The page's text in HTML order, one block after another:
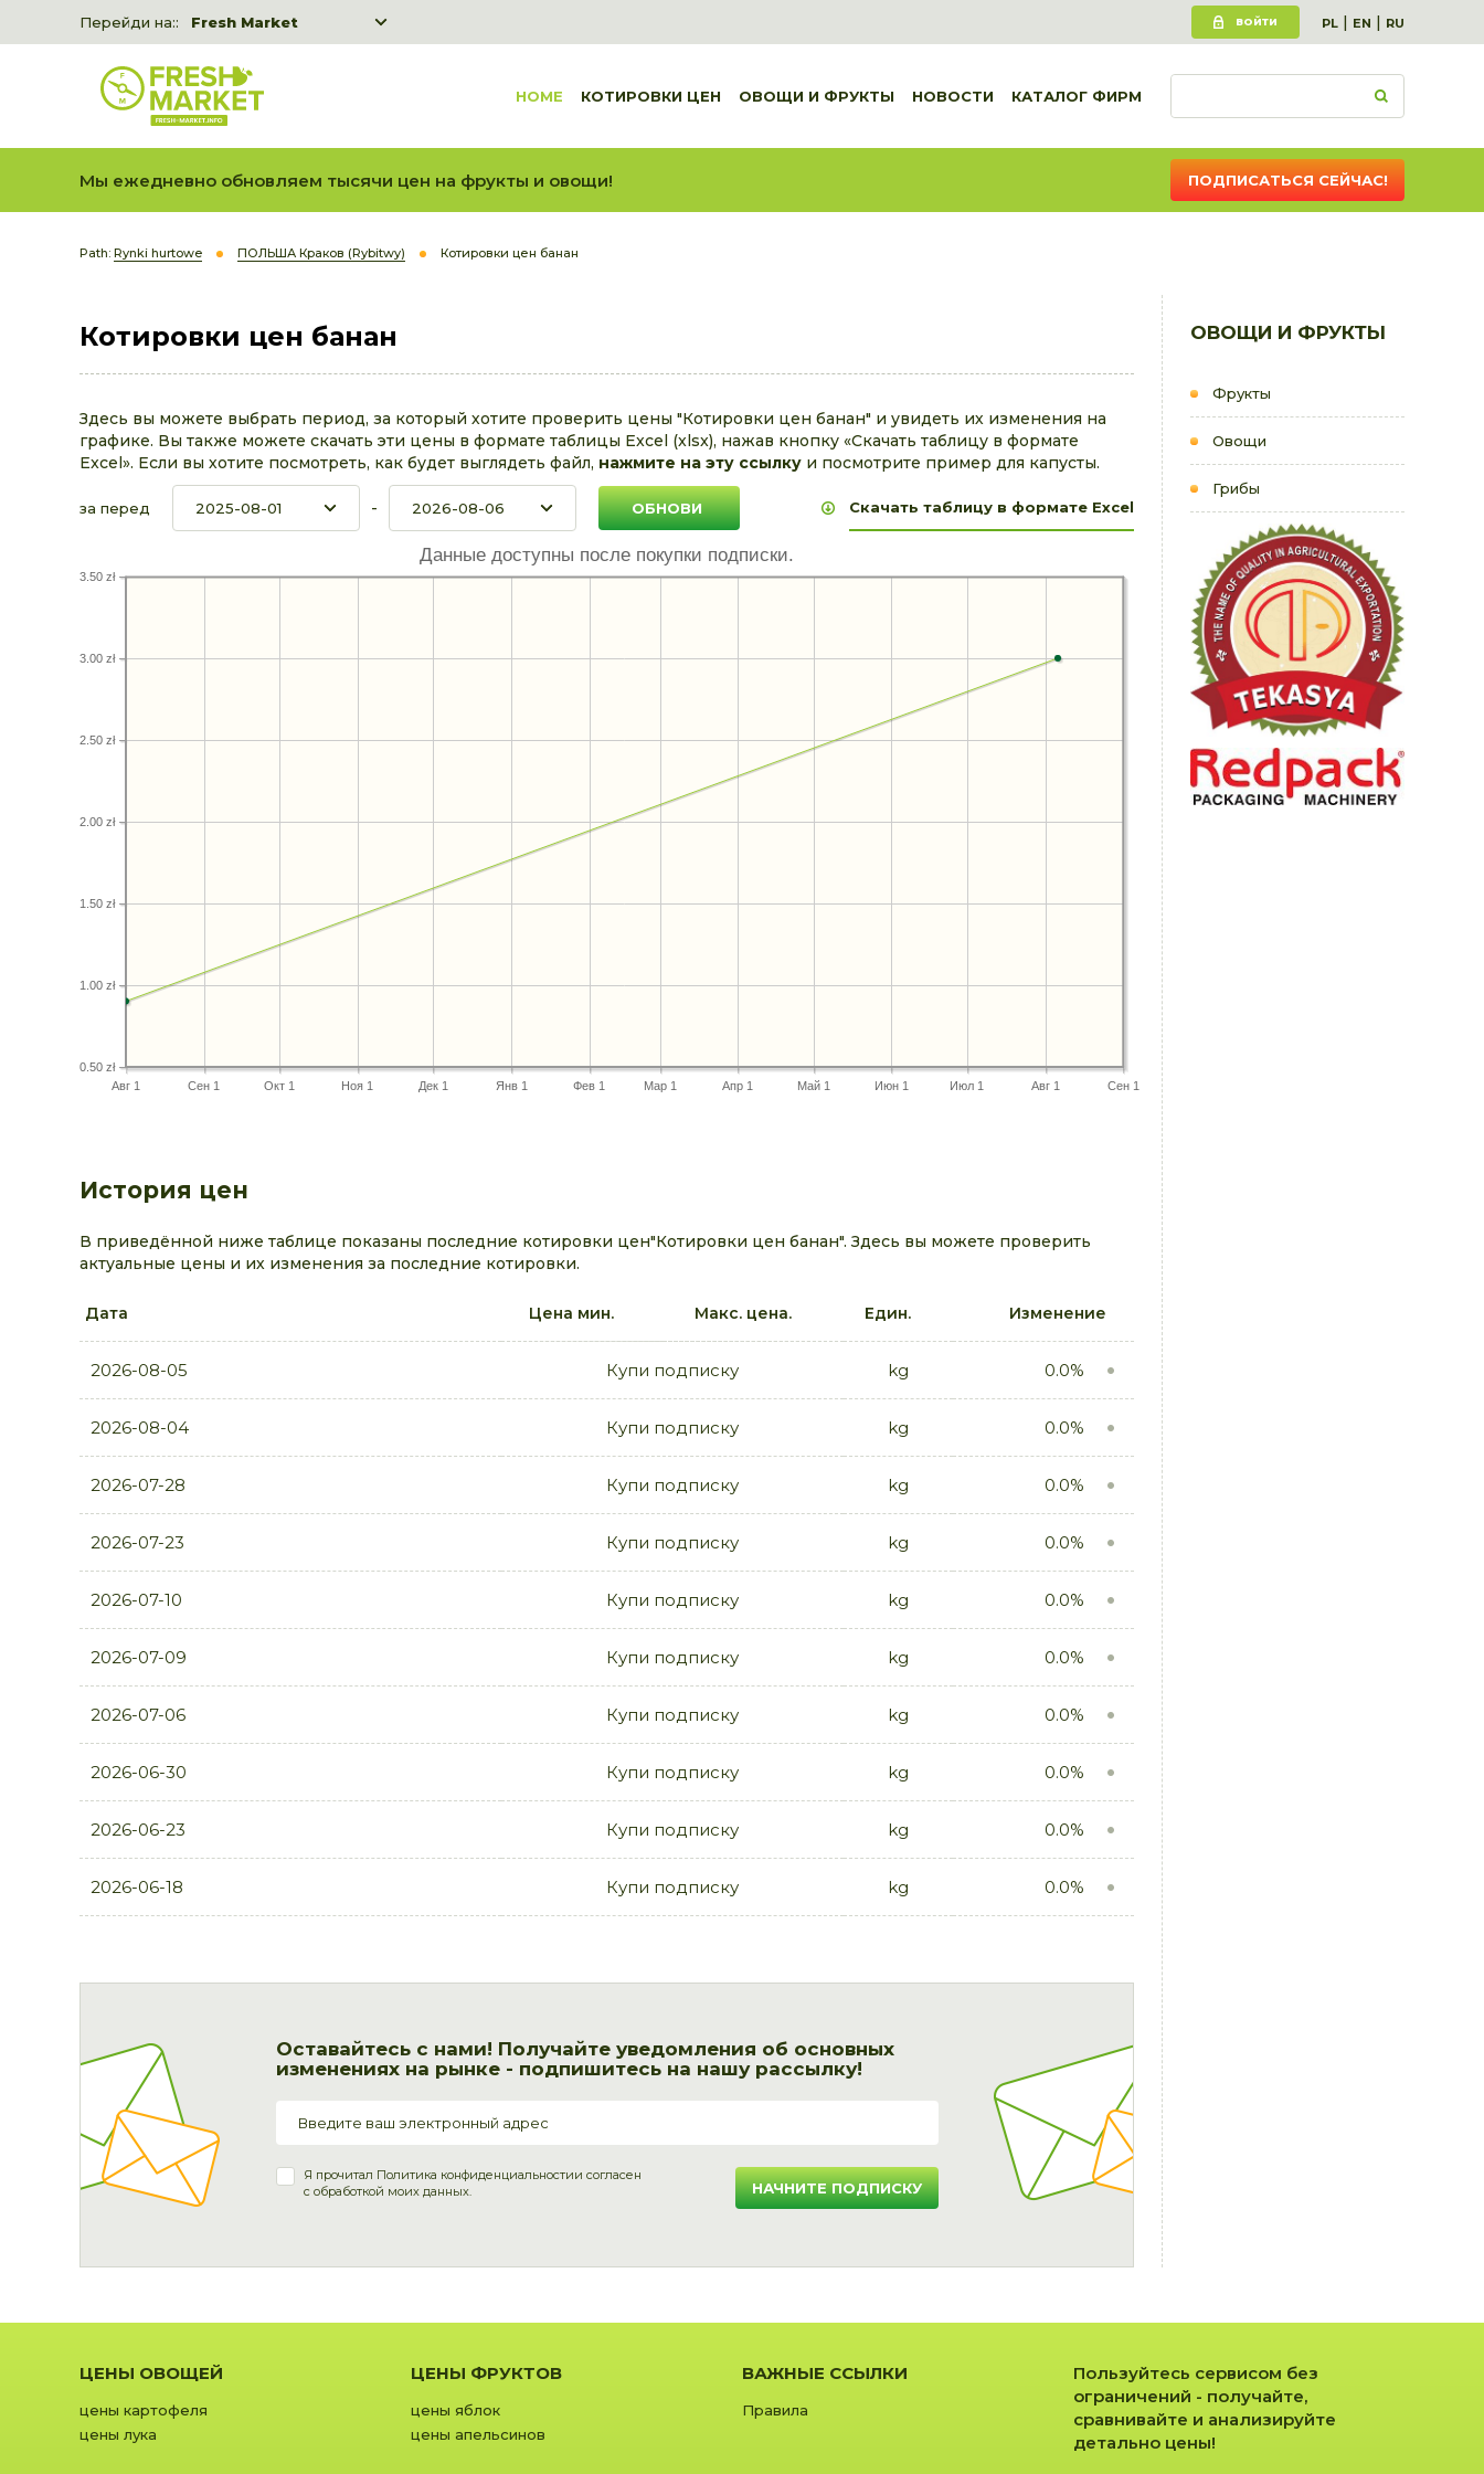
Перейди на::
Fresh Market
Fresh Market event B2B
ВОЙТИ PL | EN | RU
HOME КОТИРОВКИ ЦЕН ОВОЩИ И ФРУКТЫ НОВОСТИ КАТАЛОГ ФИРМ
Мы ежедневно обновляем тысячи цен на фрукты и овощи! ПОДПИСАТЬСЯ СЕЙЧАС!
Path: Rynki hurtowe ПОЛЬША Краков (Rybitwy) Котировки цен банан
ОВОЩИ И ФРУКТЫ
Фрукты
Овощи
Грибы
Котировки цен банан
Здесь вы можете выбрать период, за который хотите проверить цены "Котировки цен банан" и увидеть их изменения на
графике. Вы также можете скачать эти цены в формате таблицы Excel (xlsx), нажав кнопку «Скачать таблицу в формате
Excel». Если вы хотите посмотреть, как будет выглядеть файл, нажмите на эту ссылку и посмотрите пример для капусты.
за перед - Скачать таблицу в формате Excel
Данные доступны после покупки подписки.
Авг 1 Сен 1 Окт 1 Ноя 1 Дек 1 Янв 1 Фев 1 Мар 1 Апр 1 Май 1 Июн 1 Июл 1 Авг 1 Сен 1
0.50 zł
1.00 zł
1.50 zł
2.00 zł
2.50 zł
3.00 zł
3.50 zł
История цен
В приведённой ниже таблице показаны последние котировки цен"Котировки цен банан". Здесь вы можете проверить
актуальные цены и их изменения за последние котировки.
Дата Цена мин. Макс. цена. Един. Изменение
2026-08-05 Купи подписку kg 0.0%
2026-08-04 Купи подписку kg 0.0%
2026-07-28 Купи подписку kg 0.0%
2026-07-23 Купи подписку kg 0.0%
2026-07-10 Купи подписку kg 0.0%
2026-07-09 Купи подписку kg 0.0%
2026-07-06 Купи подписку kg 0.0%
2026-06-30 Купи подписку kg 0.0%
2026-06-23 Купи подписку kg 0.0%
2026-06-18 Купи подписку kg 0.0%
Оставайтесь с нами! Получайте уведомления об основных
изменениях на рынке - подпишитесь на нашу рассылку!
Я прочитал Политика конфиденциальностии согласен
с обработкой моих данных.
НАЧНИТЕ ПОДПИСКУ
ЦЕНЫ ОВОЩЕЙ
цены картофеля
цены лука
ЦЕНЫ ФРУКТОВ
цены яблок
цены апельсинов
ВАЖНЫЕ ССЫЛКИ
Правила
Пользуйтесь сервисом без
ограничений - получайте,
сравнивайте и анализируйте
детально цены!